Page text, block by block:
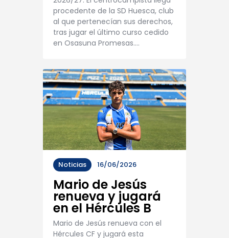
procedente de la SD Huesca, club
al que pertenecían sus derechos,
tras jugar el último curso cedido
en Osasuna Promesas.…
Noticias 16/06/2026
Mario de Jesús
renueva y jugará
en el Hércules B
Mario de Jesús renueva con el
Hércules CF y jugará esta